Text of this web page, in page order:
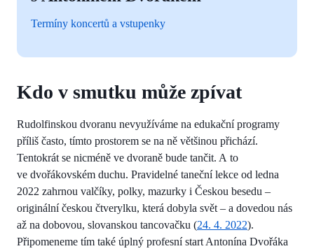
Termíny koncertů a vstupenky
Kdo v smutku může zpívat
Rudolfinskou dvoranu nevyužíváme na edukační programy
příliš často, tímto prostorem se na ně většinou přichází.
Tentokrát se nicméně ve dvoraně bude tančit. A to
ve dvořákovském duchu. Pravidelné taneční lekce od ledna
2022 zahrnou valčíky, polky, mazurky i Českou besedu –
originální českou čtverylku, která dobyla svět – a dovedou nás
až na dobovou, slovanskou tancovačku (24. 4. 2022).
Připomeneme tím také úplný profesní start Antonína Dvořáka